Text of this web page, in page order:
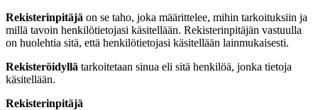
Rekisterinpitäjä on se taho, joka määrittelee, mihin tarkoituksiin ja
millä tavoin henkilötietojasi käsitellään. Rekisterinpitäjän vastuulla
on huolehtia sitä, että henkilötietojasi käsitellään lainmukaisesti.
Rekisteröidyllä tarkoitetaan sinua eli sitä henkilöä, jonka tietoja
käsitellään.
Rekisterinpitäjä